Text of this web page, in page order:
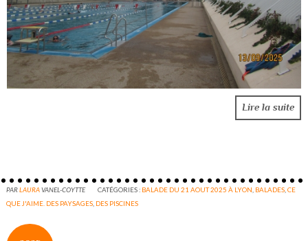
Lire la suite
PARLAURAVANEL-COYTTE CATÉGORIES : BALADE DU 21 AOUT 2025 À LYON BALADES ,CE
QUE J'AIME. DES PAYSAGES DES PISCINES